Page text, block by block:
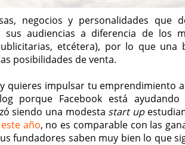
negocios y personalidades que
sus audiencias a diferencia de los
etcétera), por lo que una
posibilidades de venta.
quieres impulsar tu emprendimiento
porque Facebook está
siendo una modesta start up
año, no es comparable con las
fundadores saben muy bien lo que